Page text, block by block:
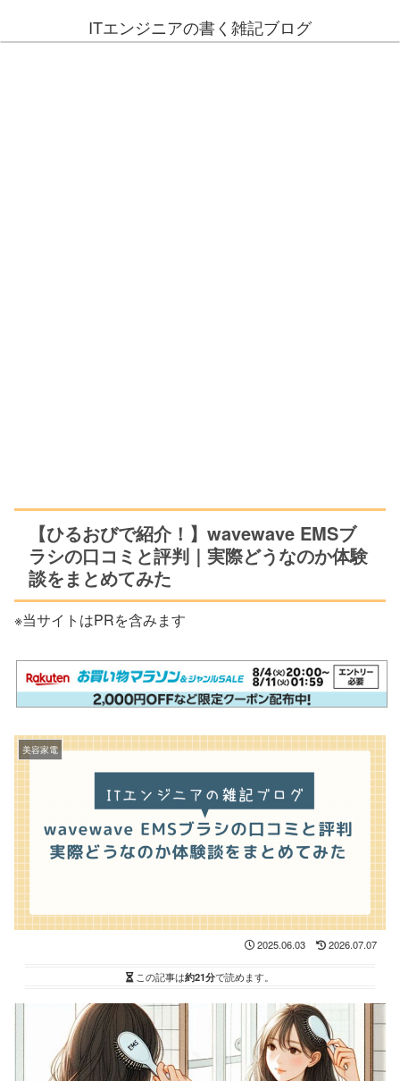
ITエンジニアの書く雑記ブログ
【ひるおびで紹介！】wavewave EMSブ
ラシの口コミと評判｜実際どうなのか体験
談をまとめてみた
※当サイトはPRを含みます
美容家電
2025.06.03 2026.07.07
この記事は約21分で読めます。